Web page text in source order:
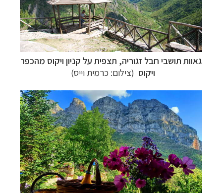
גאוות תושבי חבל זגוריה, תצפית על קניון ויקוס מהכפר
ויקוס (צילום: כרמית וייס)